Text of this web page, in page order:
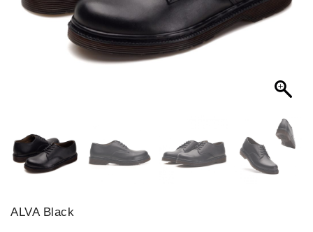
ALVA Black